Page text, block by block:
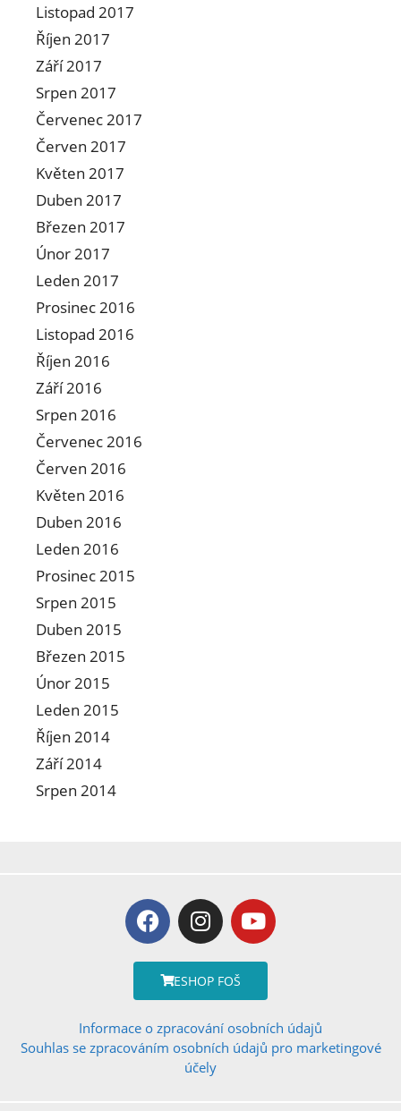
Listopad 2017
Říjen 2017
Září 2017
Srpen 2017
Červenec 2017
Červen 2017
Květen 2017
Duben 2017
Březen 2017
Únor 2017
Leden 2017
Prosinec 2016
Listopad 2016
Říjen 2016
Září 2016
Srpen 2016
Červenec 2016
Červen 2016
Květen 2016
Duben 2016
Leden 2016
Prosinec 2015
Srpen 2015
Duben 2015
Březen 2015
Únor 2015
Leden 2015
Říjen 2014
Září 2014
Srpen 2014
ESHOP FOŠ
Informace o zpracování osobních údajů
Souhlas se zpracováním osobních údajů pro marketingové
účely